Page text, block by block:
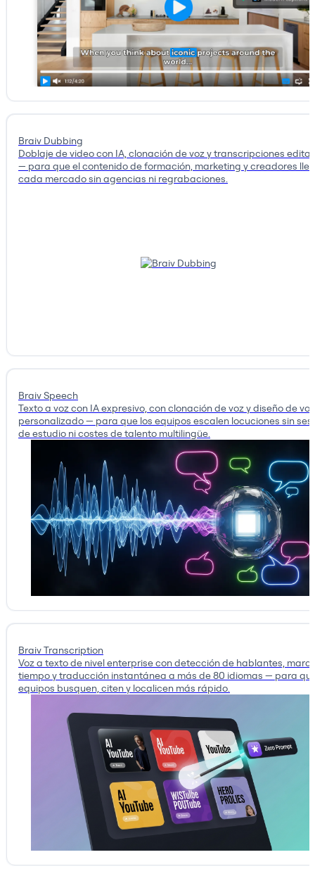
Braiv Dubbing
Doblaje de video con IA, clonación de voz y transcripciones
— para que el contenido de formación, marketing y creadores
cada mercado sin agencias ni regrabaciones.
Braiv Speech
Texto a voz con IA expresivo, con clonación de voz y diseño de voz
personalizado — para que los equipos escalen locuciones sin
de estudio ni costes de talento multilingüe.
Braiv Transcription
Voz a texto de nivel enterprise con detección de hablantes,
tiempo y traducción instantánea a más de 80 idiomas — para
equipos busquen, citen y localicen más rápido.